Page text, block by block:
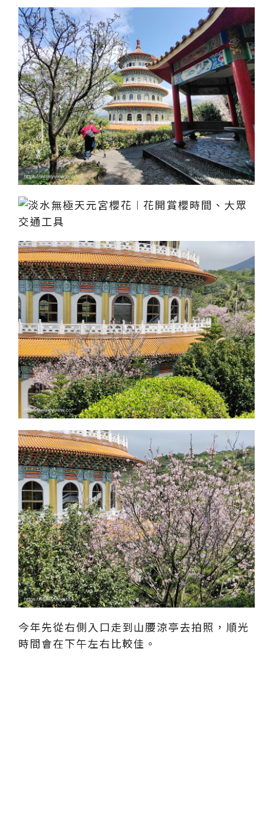
今年先從右側入口走到山腰涼亭去拍照，順光
時間會在下午左右比較佳。